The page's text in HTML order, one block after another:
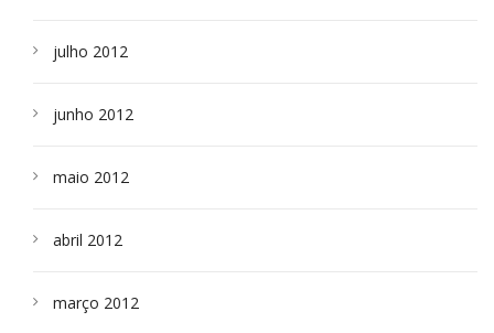
julho 2012
junho 2012
maio 2012
abril 2012
março 2012